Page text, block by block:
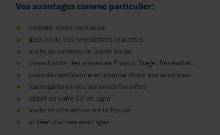
Vos avantages comme particulier:
compte-client centralisé
gestion de vos newsletters et alertes
accés au contenu du Guide Social
consultation des annonces Emploi, Stage, Bénévolat...
pose de candidature et réponse direct aux annonces
sauvegarde de vos annonces favorites
dépôt de votre CV en ligne
accès et interaction sur le Forum
et bien d'autres avantages